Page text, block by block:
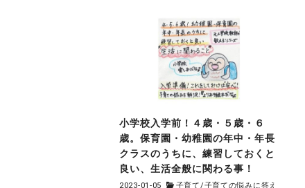
小学校入学前！４歳・５歳・６
歳。保育園・幼稚園の年中・年長
クラスのうちに、練習しておくと
良い、生活全般に関わる事！
2023-01-05 子育て/子育ての悩みに答え